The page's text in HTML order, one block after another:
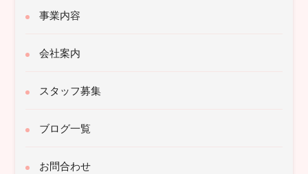
事業内容
会社案内
スタッフ募集
ブログ一覧
お問合わせ